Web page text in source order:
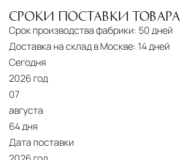
СРОКИ ПОСТАВКИ ТОВАРА
Срок производства фабрики: 50 дней
Доставка на склад в Москве: 14 дней
Сегодня
2026 год
07
августа
64 дня
Дата поставки